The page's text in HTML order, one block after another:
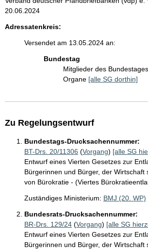
20.06.2024
Adressatenkreis:
Versendet am 13.05.2024 an:
Bundestag
Mitglieder des Bundestages
Organe [alle SG dorthin]
Zu Regelungsentwurf
Bundestags-Drucksachennummer:
BT-Drs. 20/11306 (Vorgang) [alle SG
Entwurf eines Vierten Gesetzes zur
Bürgerinnen und Bürger, der Wirtschaft
von Bürokratie - (Viertes
Zuständiges Ministerium: BMJ (20. WP)
Bundesrats-Drucksachennummer:
BR-Drs. 129/24 (Vorgang) [alle SG
Entwurf eines Vierten Gesetzes zur
Bürgerinnen und Bürger, der Wirtschaft